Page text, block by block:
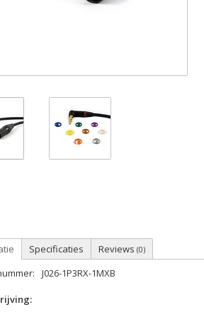
Specificaties Reviews (0)
J026-1P3RX-1MXB